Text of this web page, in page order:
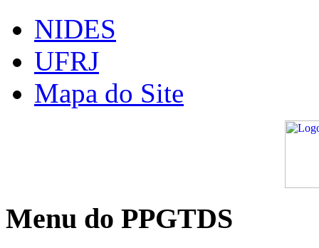
NIDES
UFRJ
Mapa do Site
Menu do PPGTDS